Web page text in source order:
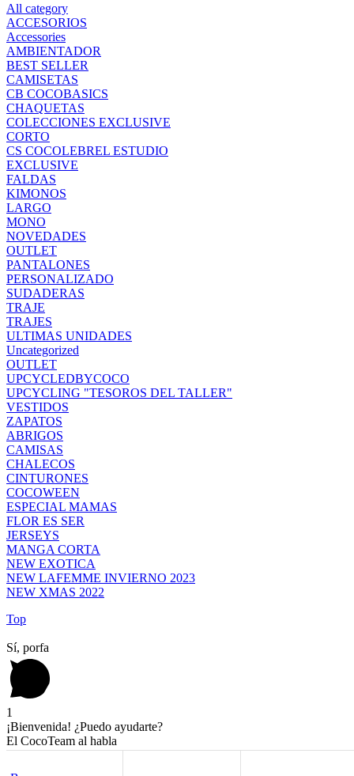
All category
ACCESORIOS
Accessories
AMBIENTADOR
BEST SELLER
CAMISETAS
CB COCOBASICS
CHAQUETAS
COLECCIONES EXCLUSIVE
CORTO
CS COCOLEBREL ESTUDIO
EXCLUSIVE
FALDAS
KIMONOS
LARGO
MONO
NOVEDADES
OUTLET
PANTALONES
PERSONALIZADO
SUDADERAS
TRAJE
TRAJES
ULTIMAS UNIDADES
Uncategorized
OUTLET
UPCYCLEDBYCOCO
UPCYCLING "TESOROS DEL TALLER"
VESTIDOS
ZAPATOS
ABRIGOS
CAMISAS
CHALECOS
CINTURONES
COCOWEEN
ESPECIAL MAMAS
FLOR ES SER
JERSEYS
MANGA CORTA
NEW EXOTICA
NEW LAFEMME INVIERNO 2023
NEW XMAS 2022
Top
Sí, porfa
1
¡Bienvenida! ¿Puedo ayudarte?
El CocoTeam al habla
¡Hola! Estoy aquí para ayudarte si te surge cualquier duda